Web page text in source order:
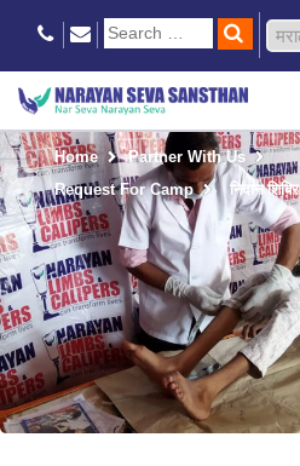
Home
Partner With Us
Request For Camp
निदान शिबिर